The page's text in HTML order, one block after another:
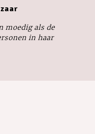
moedig als de
in haar